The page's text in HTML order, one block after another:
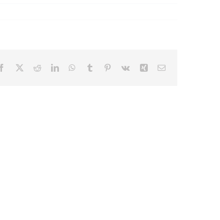
Facebook RedditLinkedInWhatsApp
Tumblr Pinterest
Vk XingEmail